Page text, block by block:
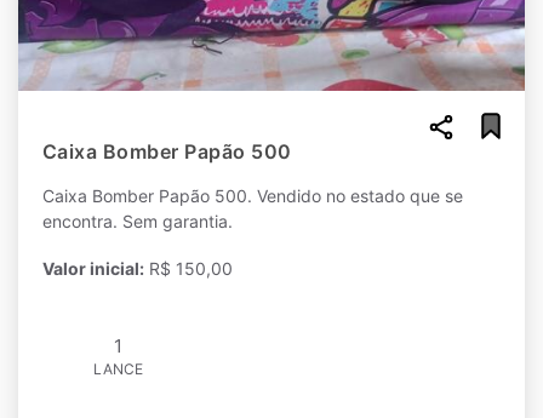
Caixa Bomber Papão 500
Caixa Bomber Papão 500. Vendido no estado que se
encontra. Sem garantia.
Valor inicial: R$ 150,00
1
LANCE